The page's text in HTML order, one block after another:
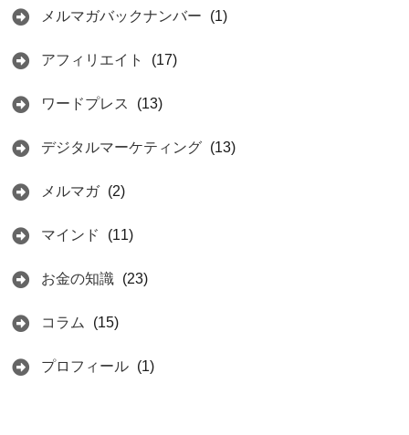
メルマガバックナンバー (1)
アフィリエイト (17)
ワードプレス (13)
デジタルマーケティング (13)
メルマガ (2)
マインド (11)
お金の知識 (23)
コラム (15)
プロフィール (1)